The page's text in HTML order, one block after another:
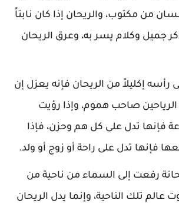
من مكتوب، والريحان إذا كان نابتاً
جميل وكلام يسر به، وعرق الريحان
رأسه إكليلاً من الريحان فإنه يعزل إن
الرياحين صاحب هموم، وإذا رؤيت
فإنها تدل على كل هم وحزن، فإذا
فإنها تدل على راحة أو زوج أو ولد.
رفعت إلى السماء من ناحية من
تلك الناحية، وإنما يدل الريحان